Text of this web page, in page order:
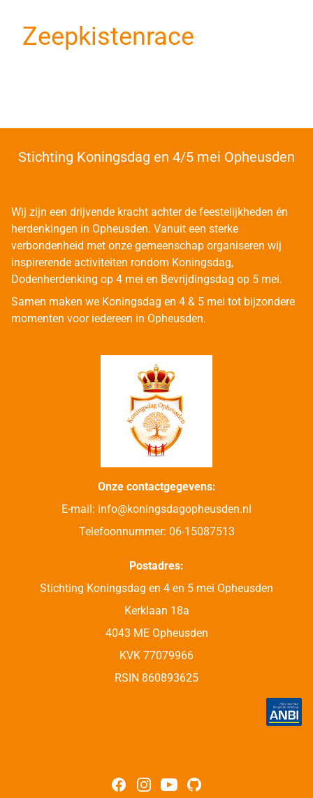
Zeepkistenrace
Stichting Koningsdag en 4/5 mei Opheusden
Wij zijn een drijvende kracht achter de feestelijkheden én
herdenkingen in Opheusden. Vanuit een sterke
verbondenheid met onze gemeenschap organiseren wij
inspirerende activiteiten rondom Koningsdag,
Dodenherdenking op 4 mei en Bevrijdingsdag op 5 mei.
Samen maken we Koningsdag en 4 & 5 mei tot bijzondere
momenten voor iedereen in Opheusden.
Onze contactgegevens:
E-mail: info@koningsdagopheusden.nl
Telefoonnummer: 06-15087513
Postadres:
Stichting Koningsdag en 4 en 5 mei Opheusden
Kerklaan 18a
4043 ME Opheusden
KVK 77079966
RSIN 860893625
FacebookInstagramYouTubeGitHub